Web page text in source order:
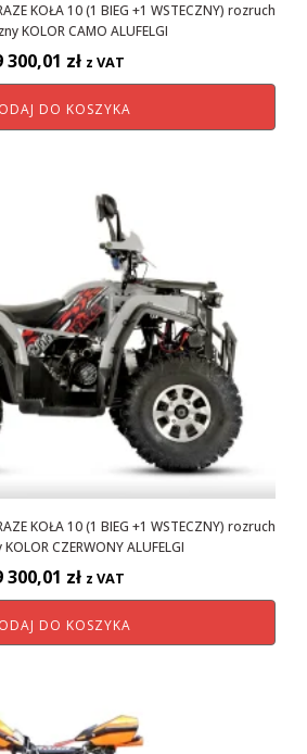
KOŁA 10 (1 BIEG +1 WSTECZNY) rozruch
KOLOR CAMO ALUFELGI
300,01 zł z VAT
DO KOSZYKA
KOŁA 10 (1 BIEG +1 WSTECZNY) rozruch
CZERWONY ALUFELGI
300,01 zł z VAT
DO KOSZYKA